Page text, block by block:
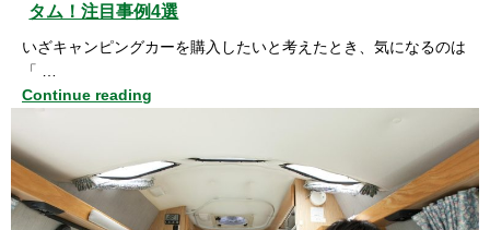
タム！注目事例4選
いざキャンピングカーを購入したいと考えたとき、気になるのは
「 …
Continue reading